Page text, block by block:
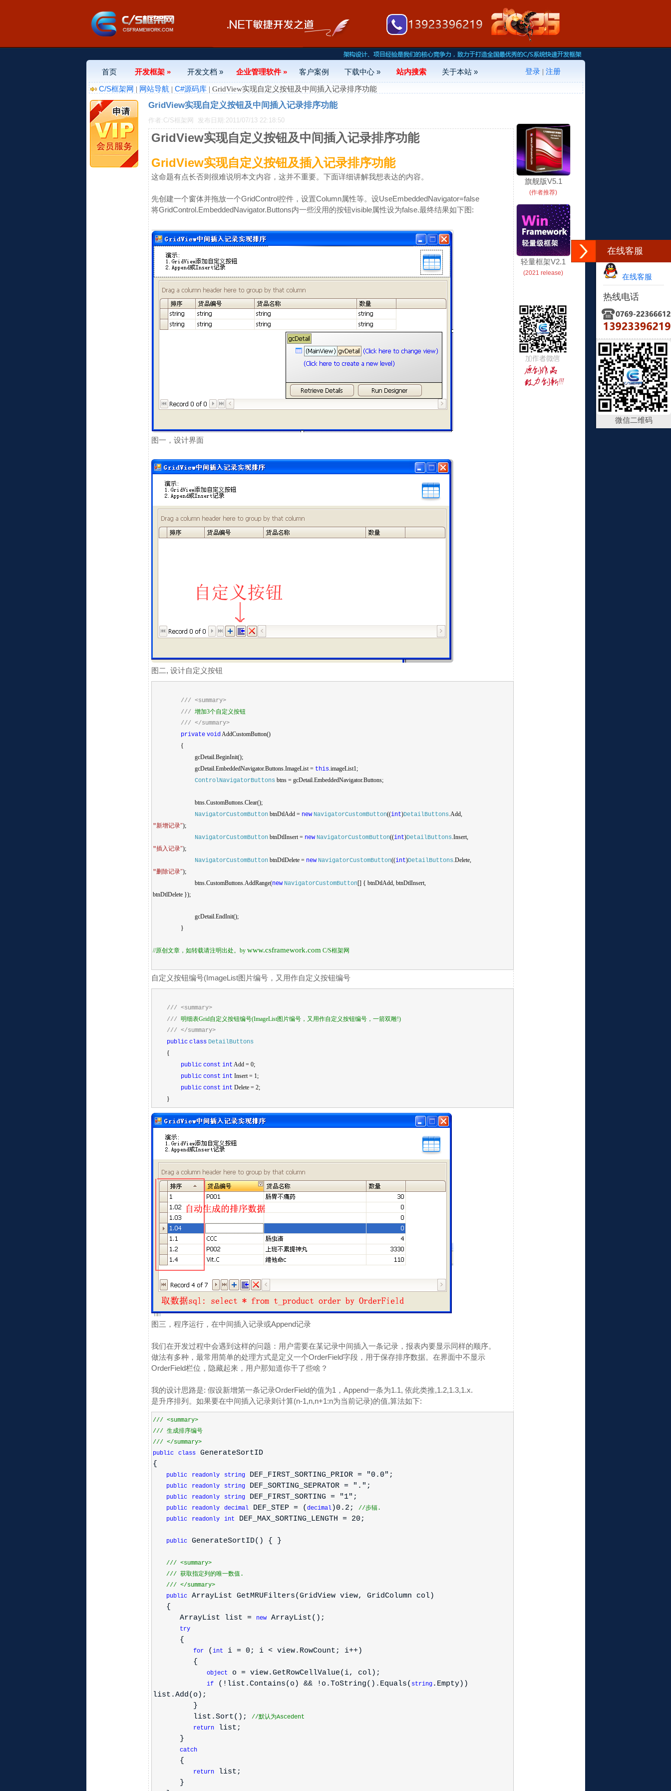
在线客服
在线客服
热线电话
微信二维码
首页 开发框架 » 开发文档 » 企业管理软件 » 客户案例 下载中心 » 站内搜索 关于本站 » 登录| 注册
C/S框架网 | 网站导航 | C#源码库| GridView实现自定义按钮及中间插入记录排序功能
GridView实现自定义按钮及中间插入记录排序功能
作者:C/S框架网 发布日期:2011/07/13 22:18:50
GridView实现自定义按钮及中间插入记录排序功能
GridView实现自定义按钮及插入记录排序功能
这命题有点长否则很难说明本文内容，这并不重要。下面详细讲解我想表达的内容。
先创建一个窗体并拖放一个GridControl控件，设置Column属性等。设UseEmbeddedNavigator=false
将GridControl.EmbeddedNavigator.Buttons内一些没用的按钮visible属性设为false.最终结果如下图:
图一，设计界面
图二, 设计自定义按钮
/// <summary>
/// 增加3个自定义按钮
/// </summary>
private voidAddCustomButton()
{
gcDetail.BeginInit();
gcDetail.EmbeddedNavigator.Buttons.ImageList = this.imageList1;
ControlNavigatorButtons btns = gcDetail.EmbeddedNavigator.Buttons;
btns.CustomButtons.Clear();
NavigatorCustomButtonbtnDtlAdd = new NavigatorCustomButton((int)DetailButtons.Add,
"新增记录");
NavigatorCustomButtonbtnDtlInsert = new NavigatorCustomButton((int)DetailButtons.Insert,
"插入记录");
NavigatorCustomButtonbtnDtlDelete = new NavigatorCustomButton((int)DetailButtons.Delete,
"删除记录");
btns.CustomButtons.AddRange(new NavigatorCustomButton[] { btnDtlAdd, btnDtlInsert,
btnDtlDelete });
gcDetail.EndInit();
}
//原创文章，如转载请注明出处。by www.csframework.comC/S框架网
自定义按钮编号(ImageList图片编号，又用作自定义按钮编号
/// <summary>
/// 明细表Grid自定义按钮编号(ImageList图片编号，又用作自定义按钮编号，一箭双雕!)
/// </summary>
public class DetailButtons
{
public const int Add = 0;
public const int Insert = 1;
public const int Delete = 2;
}
图三，程序运行，在中间插入记录或Append记录
我们在开发过程中会遇到这样的问题：用户需要在某记录中间插入一条记录，报表内要显示同样的顺序。
做法有多种，最常用简单的处理方式是定义一个OrderField字段，用于保存排序数据。在界面中不显示
OrderField栏位，隐藏起来，用户那知道你干了些啥？
我的设计思路是: 假设新增第一条记录OrderField的值为1，Append一条为1.1, 依此类推,1.2,1.3,1.x.
是升序排列。如果要在中间插入记录则计算(n-1,n,n+1:n为当前记录)的值,算法如下:
/// <summary>
/// 生成排序编号
/// </summary>
public
classGenerateSortID
{
public readonly stringDEF_FIRST_SORTING_PRIOR = "0.0";
public readonly stringDEF_SORTING_SEPRATOR = ".";
public readonly stringDEF_FIRST_SORTING = "1";
public readonly decimalDEF_STEP = ( decimal)0.2;
//步辐.
public
readonly int DEF_MAX_SORTING_LENGTH = 20;
publicGenerateSortID() { }
/// <summary>
/// 获取指定列的唯一数值.
/// </summary>
publicArrayList GetMRUFilters(GridView view, GridColumn col)
{
ArrayList list =
newArrayList();
try
{
for( int
i = 0; i < view.RowCount; i++)
{
object o = view.GetRowCellValue(i, col);
if(!list.Contains(o) && !o.ToString().Equals( string.Empty))
list.Add(o);
}
list.Sort();
//默认为Ascedent
returnlist;
}
catch
{
returnlist;
}
旗舰版V5.1
(作者推荐)
轻量框架V2.1
(2021 release)